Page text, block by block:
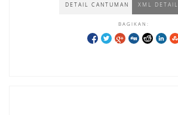
DETAIL CANTUMAN XML DETAIL
BAGIKAN: